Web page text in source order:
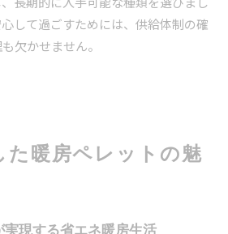
して過ごすためには、供給体制の確
欠かせません。
た暖房ペレットの魅
現する省エネ暖房生活